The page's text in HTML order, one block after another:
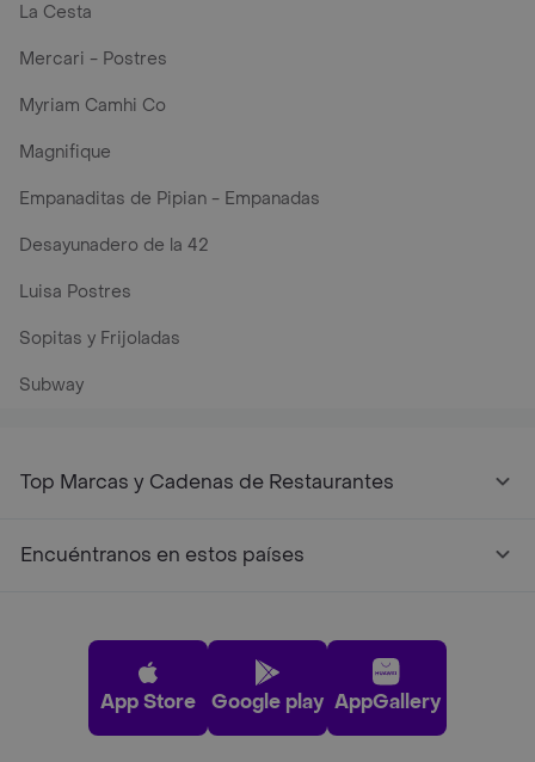
La Cesta
Mercari - Postres
Myriam Camhi Co
Magnifique
Empanaditas de Pipian - Empanadas
Desayunadero de la 42
Luisa Postres
Sopitas y Frijoladas
Subway
Top Marcas y Cadenas de Restaurantes
Encuéntranos en estos países
App Store Google play AppGallery